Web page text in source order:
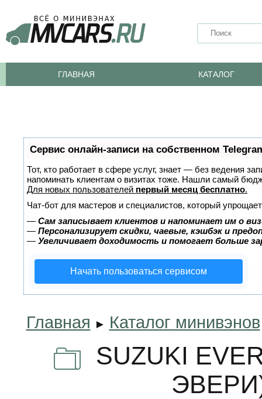
ГЛАВНАЯ КАТАЛОГ
Сервис онлайн-записи на собственном
Тот, кто работает в сфере услуг, знает — без ведения
напоминать клиентам о визитах тоже. Нашли самый
Для новых пользователей первый месяц бесплатно.
Чат-бот для мастеров и специалистов, который
— Сам записывает клиентов и напоминает им о
— Персонализирует скидки, чаевые, кэшбэк и
— Увеличивает доходимость и помогает больше
Начать пользоваться сервисом
Главная ► Каталог минивэнов
SUZUKI